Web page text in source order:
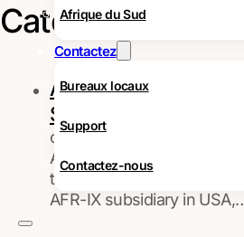
Afrique du Sud
Contactez
Bureaux locaux
Support
Contactez-nous
Catégorie :
AFR-IX telecom LLC
SAM
octobre 27, 2020
AFR-IX telecom LLC is
the SAM - System for
AFR-IX subsidiary in